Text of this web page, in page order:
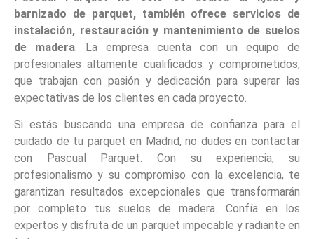
barnizado de parquet, también ofrece servicios de
instalación, restauración y mantenimiento de suelos
de madera . La empresa cuenta con un equipo de
profesionales altamente cualificados y comprometidos,
que trabajan con pasión y dedicación para superar las
expectativas de los clientes en cada proyecto.
Si estás buscando una empresa de confianza para el
cuidado de tu parquet en Madrid, no dudes en contactar
con Pascual Parquet. Con su experiencia, su
profesionalismo y su compromiso con la excelencia, te
garantizan resultados excepcionales que transformarán
por completo tus suelos de madera. Confía en los
expertos y disfruta de un parquet impecable y radiante en